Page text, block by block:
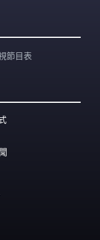
節目表